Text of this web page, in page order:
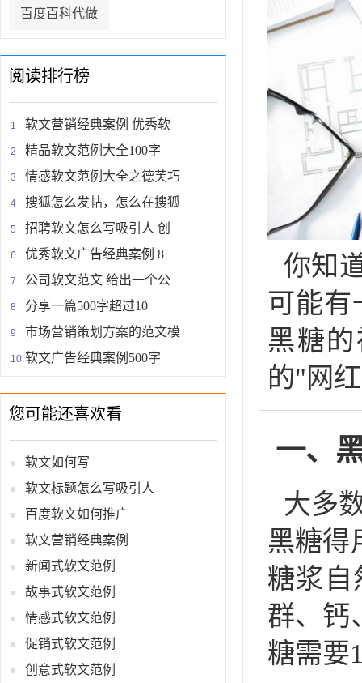
百度百科代做
阅读排行榜
软文营销经典案例 优秀软
精品软文范例大全100字
情感软文范例大全之德芙巧
搜狐怎么发帖，怎么在搜狐
招聘软文怎么写吸引人 创
优秀软文广告经典案例 8
公司软文范文 给出一个公
分享一篇500字超过10
市场营销策划方案的范文模
软文广告经典案例500字
您可能还喜欢看
软文如何写
软文标题怎么写吸引人
百度软文如何推广
软文营销经典案例
新闻式软文范例
故事式软文范例
情感式软文范例
促销式软文范例
创意式软文范例
你知
可能有
黑糖
的"网
一、
大多
黑糖得
糖浆自
群、钙
糖需要